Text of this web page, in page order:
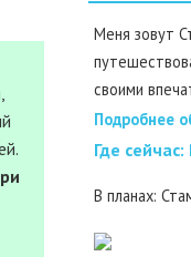
Меня зовут
своими
Подробнее
Где cейчас:
В планах: